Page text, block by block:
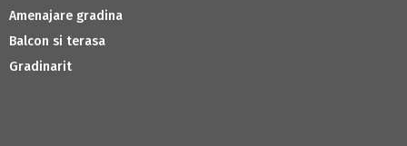
Amenajare gradina
Balcon si terasa
Gradinarit